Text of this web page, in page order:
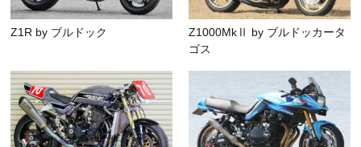
Z1R by ブルドック
Z1000MkⅡ by ブルドッカータ
ゴス